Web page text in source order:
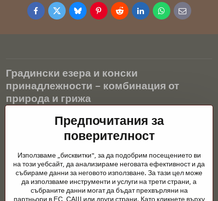
FacebookTwitterBlueskyPinterestRedditLinkedInWhatsApp
E-
mail
Градински езера и конски
принадлежности – комбинация от
природа и грижа
Градинските езера са красиво допълнение към всеки екстериор
и създават хармонична среда за релаксация и живот на водните
животни. Правилната технология, филтрацията и редовната
през цялата година. Също толкова важна е грижата за
животните, които са част от нашия живот.
Конете се нуждаят от висококачествени конски принадлежности,
правилно хранене и отговорни грижи, за да бъдат здрави, силни
Предпочитания за
поверителност
Използваме „бисквитки", за да подобрим посещението ви
на този уебсайт, да анализираме неговата ефективност и да
събираме данни за неговото използване. За тази цел може
да използваме инструменти и услуги на трети страни, а
събраните данни могат да бъдат прехвърляни на
партньори в ЕС, САЩ или други страни. Като кликнете върху